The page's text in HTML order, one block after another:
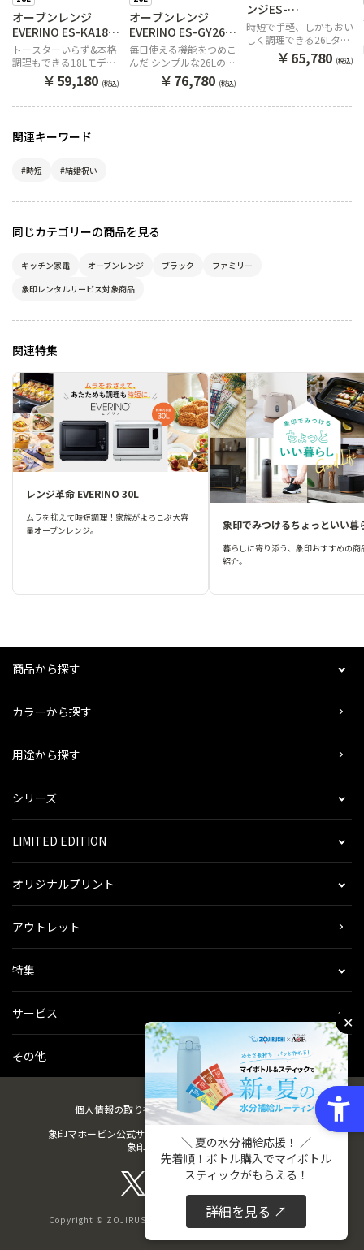
オーブンレンジ
EVERINO ES-KA18
WM（ペールホワイ
ト）
トースターいらず&本格
調理もできる18Lモデル
のオーブンレンジ
￥59,180 (税込)
オーブンレンジ
EVERINO ES-GY26
BA（ブラック）
毎日使える機能をつめこ
んだ シンプルな26Lのオ
ーブンレンジ EVERINO
￥76,780 (税込)
ンジES-
GT26BM（スレート
ブラック）
時短で手軽、しかもおい
しく調理できる26Lタイ
プのオーブンレンジ
￥65,780 (税込)
関連キーワード
#時短 #結婚祝い
同じカテゴリーの商品を見る
キッチン家電 オーブンレンジ ブラック
ファミリー
象印レンタルサービス対象商品
関連特集
レンジ革命 EVERINO 30L
ムラを抑えて時短調理！家族がよろこぶ大容
量オーブンレンジ。
象印でみつけるちょっといい暮
暮らしに寄り添う、象印おすすめの商
紹介。
商品から探す
カラーから探す
用途から探す
シリーズ
LIMITED EDITION
オリジナルプリント
アウトレット
特集
サービス
その他
個人情報の取り扱い会社概要ご利用規約会員規約
象印マホービン公式サイト
象印パーツダイレクト
Copyright © ZOJIRUSHI CORPORATION. All Rights Reserved
✕
＼ 夏の水分補給応援！ ／
先着順！ボトル購入でマイボトル
スティックがもらえる！
詳細を見る ↗